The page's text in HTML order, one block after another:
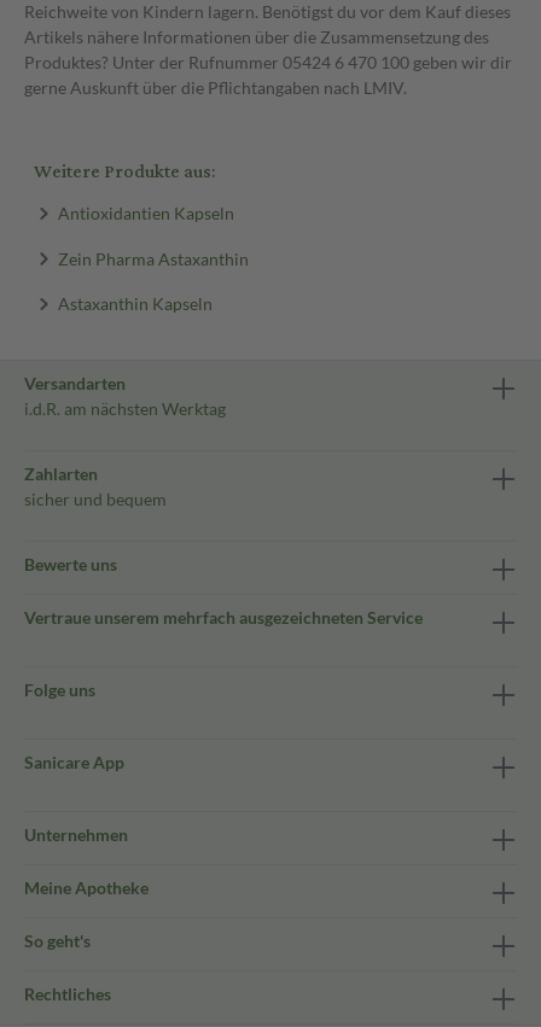
Reichweite von Kindern lagern. Benötigst du vor dem Kauf dieses
Artikels nähere Informationen über die Zusammensetzung des
Produktes? Unter der Rufnummer 05424 6 470 100 geben wir dir
gerne Auskunft über die Pflichtangaben nach LMIV.
Weitere Produkte aus:
Antioxidantien Kapseln
Zein Pharma Astaxanthin
Astaxanthin Kapseln
Versandarten
i.d.R. am nächsten Werktag
Zahlarten
sicher und bequem
Bewerte uns
Vertraue unserem mehrfach ausgezeichneten Service
Folge uns
Sanicare App
Unternehmen
Meine Apotheke
So geht's
Rechtliches